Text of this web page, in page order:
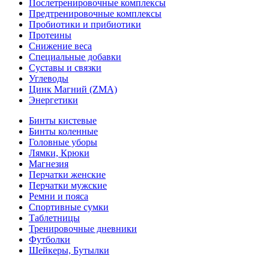
Послетренировочные комплексы
Предтренировочные комплексы
Пробиотики и прибиотики
Протеины
Снижение веса
Специальные добавки
Суставы и связки
Углеводы
Цинк Магний (ZMA)
Энергетики
Бинты кистевые
Бинты коленные
Головные уборы
Лямки, Крюки
Магнезия
Перчатки женские
Перчатки мужские
Ремни и пояса
Спортивные сумки
Таблетницы
Тренировочные дневники
Футболки
Шейкеры, Бутылки